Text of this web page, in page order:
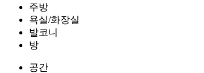
주방
욕실/화장실
발코니
방
공간